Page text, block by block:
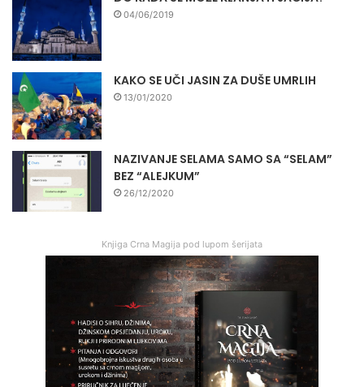
04/06/2019
KAKO SE UČI JASIN ZA DUŠE UMRLIH
13/01/2020
NAZIVANJE SELAMA SAMO SA “SELAM”
BEZ “ALEJKUM”
26/12/2020
Knjiga Crna Magija pod lupom šerijata